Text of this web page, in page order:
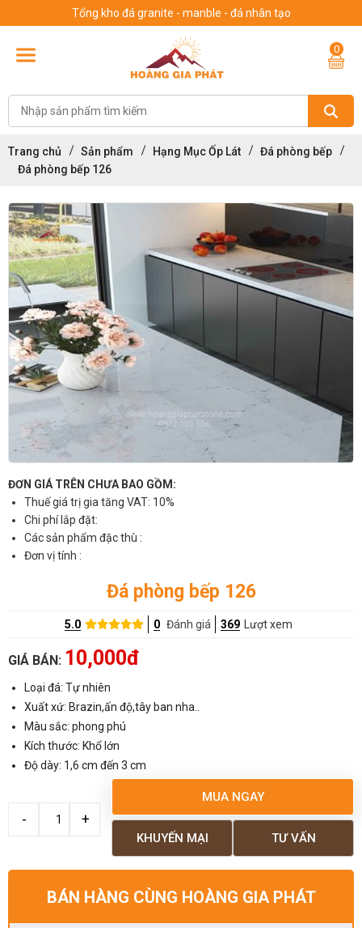
Tổng kho đá granite - manble - đá nhân tạo
0
Trang chủ Sản phẩm Hạng Mục Ốp Lát
Đá phòng bếp
Đá phòng bếp 126
ĐƠN GIÁ TRÊN CHƯA BAO GỒM:
Thuế giá trị gia tăng VAT: 10%
Chi phí lắp đặt:
Các sản phẩm đặc thù :
Đơn vị tính :
Đá phòng bếp 126
5.0 0 Đánh giá 369 Lượt xem
GIÁ BÁN: 10,000đ
Loại đá: Tự nhiên
Xuất xứ: Brazin,ấn độ,tây ban nha..
Màu sắc: phong phú
Kích thước: Khổ lớn
Độ dày: 1,6 cm đến 3 cm
MUA NGAY
TƯ VẤN
KHUYẾN MẠI
BÁN HÀNG CÙNG HOÀNG GIA PHÁT